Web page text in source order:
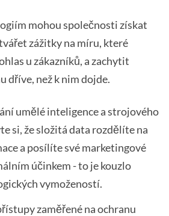
mohou společnosti získat
zážitky na míru, které
u zákazníků, a zachytit
dříve, než k nim dojde.
umělé inteligence a strojového
si, že složitá data rozdělíte na
a posílíte své marketingové
účinkem - to je kouzlo
vymožeností.
zaměřené na ochranu